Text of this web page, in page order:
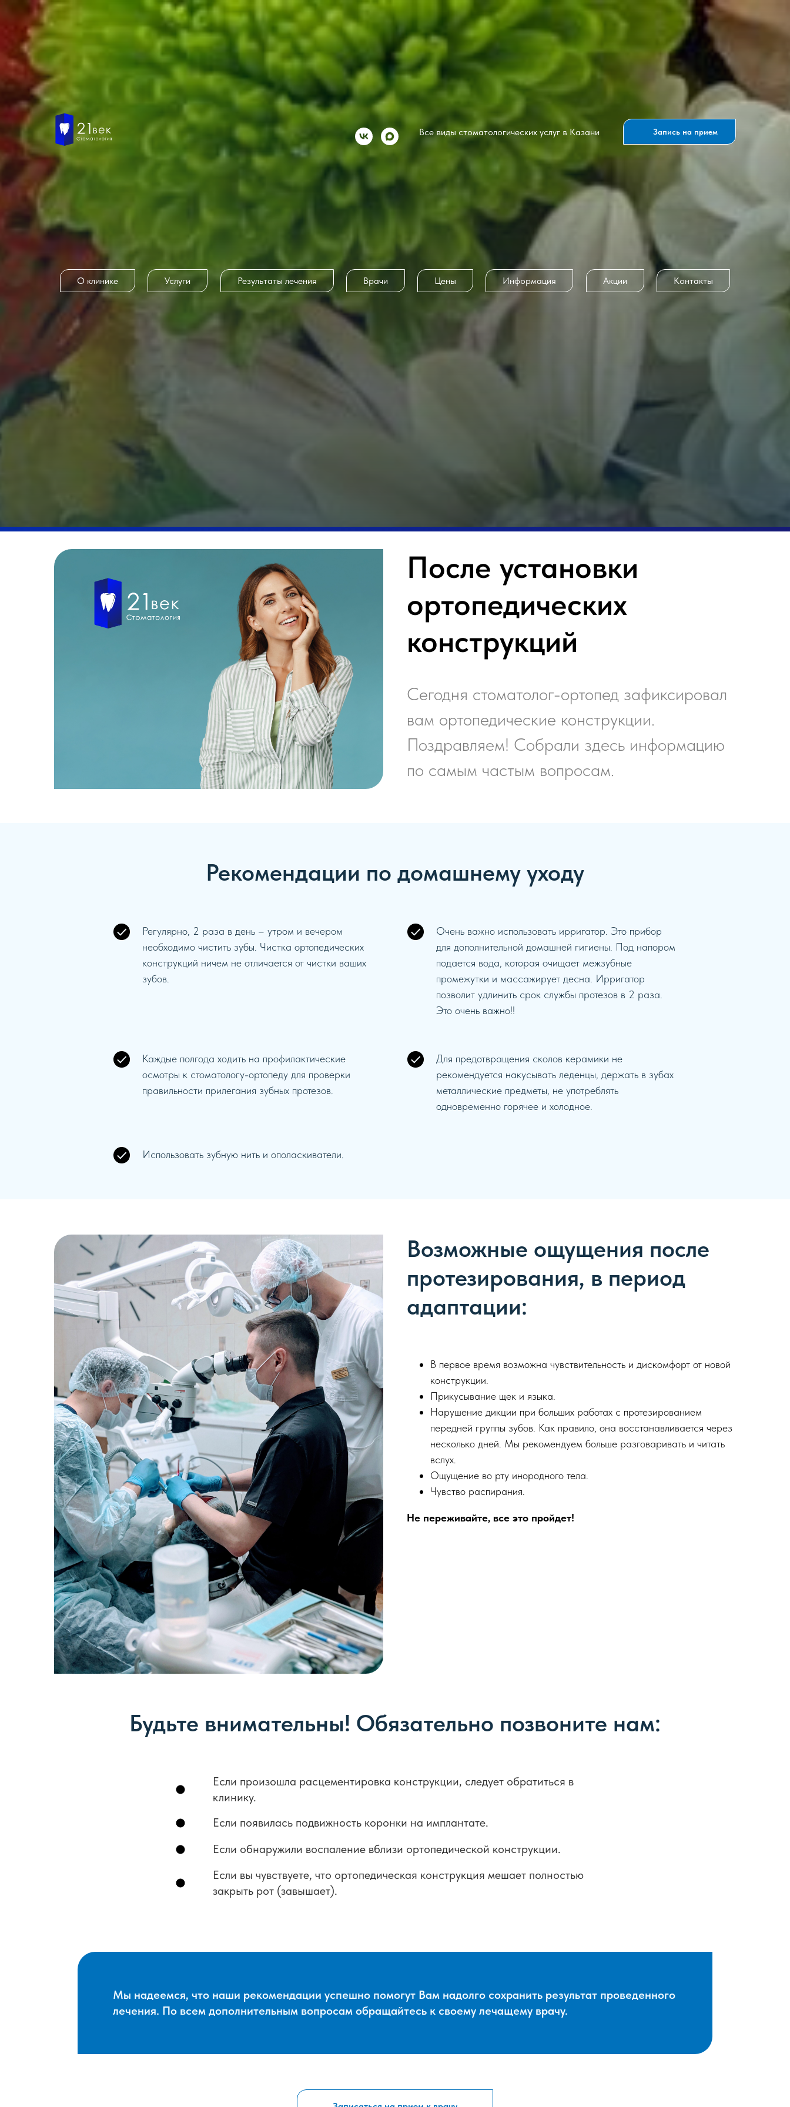
Все виды стоматологических услуг в Казани Запись на прием
О клинике Услуги Результаты лечения Врачи Цены Информация Акции Контакты
После установки
ортопедических
конструкций
Сегодня стоматолог-ортопед зафиксировал
вам ортопедические конструкции.
Поздравляем! Собрали здесь информацию
по самым частым вопросам.
Рекомендации по домашнему уходу
Регулярно, 2 раза в день – утром и вечером
необходимо чистить зубы. Чистка ортопедических
конструкций ничем не отличается от чистки ваших
зубов.
Очень важно использовать ирригатор. Это прибор
для дополнительной домашней гигиены. Под напором
подается вода, которая очищает межзубные
промежутки и массажирует десна. Ирригатор
позволит удлинить срок службы протезов в 2 раза.
Это очень важно!!
Каждые полгода ходить на профилактические
осмотры к стоматологу-ортопеду для проверки
правильности прилегания зубных протезов.
Для предотвращения сколов керамики не
рекомендуется накусывать леденцы, держать в зубах
металлические предметы, не употреблять
одновременно горячее и холодное.
Использовать зубную нить и ополаскиватели.
Возможные ощущения после
протезирования, в период
адаптации:
В первое время возможна чувствительность и дискомфорт от новой
конструкции.
Прикусывание щек и языка.
Нарушение дикции при больших работах с протезированием
передней группы зубов. Как правило, она восстанавливается через
несколько дней. Мы рекомендуем больше разговаривать и читать
вслух.
Ощущение во рту инородного тела.
Чувство распирания.
Не переживайте, все это пройдет!
Будьте внимательны! Обязательно позвоните нам:
Если произошла расцементировка конструкции, следует обратиться в
клинику.
Если появилась подвижность коронки на имплантате.
Если обнаружили воспаление вблизи ортопедической конструкции.
Если вы чувствуете, что ортопедическая конструкция мешает полностью
закрыть рот (завышает).
Мы надеемся, что наши рекомендации успешно помогут Вам надолго сохранить результат проведенного
лечения. По всем дополнительным вопросам обращайтесь к своему лечащему врачу.